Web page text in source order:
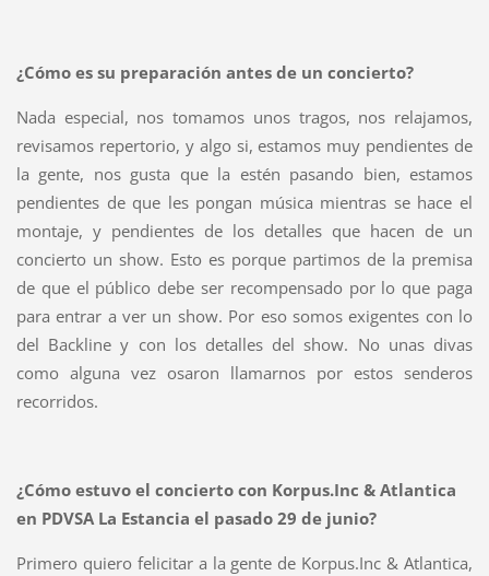
¿Cómo es su preparación antes de un concierto?
Nada especial, nos tomamos unos tragos, nos relajamos,
revisamos repertorio, y algo si, estamos muy pendientes de
la gente, nos gusta que la estén pasando bien, estamos
pendientes de que les pongan música mientras se hace el
montaje, y pendientes de los detalles que hacen de un
concierto un show. Esto es porque partimos de la premisa
de que el público debe ser recompensado por lo que paga
para entrar a ver un show. Por eso somos exigentes con lo
del Backline y con los detalles del show. No unas divas
como alguna vez osaron llamarnos por estos senderos
recorridos.
¿Cómo estuvo el concierto con Korpus.Inc & Atlantica
en PDVSA La Estancia el pasado 29 de junio?
Primero quiero felicitar a la gente de Korpus.Inc & Atlantica,